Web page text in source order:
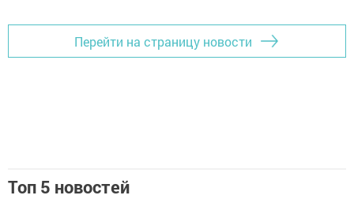
Перейти на страницу новости
Топ 5 новостей